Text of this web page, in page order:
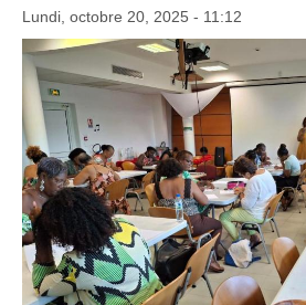
Lundi, octobre 20, 2025 - 11:12